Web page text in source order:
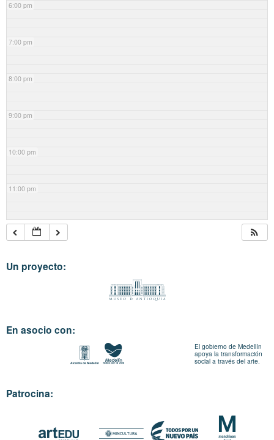
6:00 pm
7:00 pm
8:00 pm
9:00 pm
10:00 pm
11:00 pm
Un proyecto:
En asocio con:
El gobierno de Medellín
apoya la transformación
social a través del arte.
Patrocina: